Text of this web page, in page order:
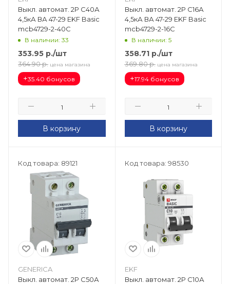
Выкл. автомат. 2Р С40А
4,5кА ВА 47-29 EKF Basic
mcb4729-2-40C
В наличии: 33
353.95 р./шт
364.90 р. цена магазина
+35.40 бонусов
В корзину
Выкл. автомат. 2Р С16А
4,5кА ВА 47-29 EKF Basic
mcb4729-2-16C
В наличии: 5
358.71р./шт
369.80 р. цена магазина
+17.94 бонусов
В корзину
Код товара: 89121
GENERICA
Выкл. автомат. 2Р С50А
Код товара: 98530
EKF
Выкл. автомат. 2Р С10А